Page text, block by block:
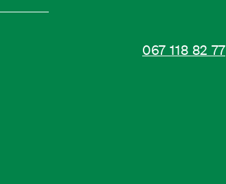
067 118 82 77